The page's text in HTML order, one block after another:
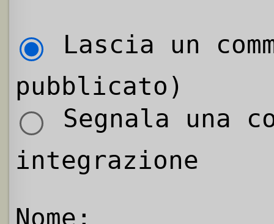
Lascia un
pubblicato)
Segnala una
integrazione
Nome: